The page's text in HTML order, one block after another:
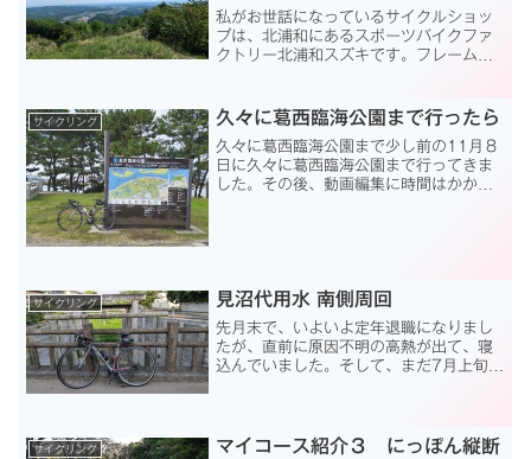
私がお世話になっているサイクルショッ
プは、北浦和にあるスポーツバイクファ
クトリー北浦和スズキです。フレーム、
が最近、ネットでいろいろ買えるように
なって、次第に足が遠のい...
サイクリング 久々に葛西臨海公園まで行ったら
久々に葛西臨海公園まで少し前の11月８
日に久々に葛西臨海公園まで行ってきま
した。その後、動画編集に時間はかかる
サイクリング 見沼代用水 南側周回
先月末で、いよいよ定年退職になりまし
たが、直前に原因不明の高熱が出て、寝
込んでいました。そして、まだ7月上旬で
間も実走できません。...
サイクリング
マイコース紹介３ にっぽん縦断